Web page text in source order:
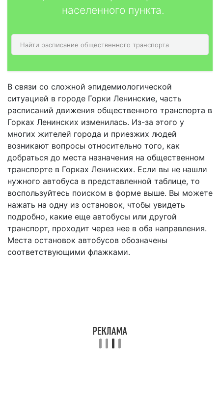
населенного пункта.
В связи со сложной эпидемиологической
ситуацией в городе Горки Ленинские, часть
расписаний движения общественного транспорта в
Горках Ленинских изменилась. Из-за этого у
многих жителей города и приезжих людей
возникают вопросы относительно того, как
добраться до места назначения на общественном
транспорте в Горках Ленинских. Если вы не нашли
нужного автобуса в представленной таблице, то
воспользуйтесь поиском в форме выше. Вы можете
нажать на одну из остановок, чтобы увидеть
подробно, какие еще автобусы или другой
транспорт, проходит через нее в оба направления.
Места остановок автобусов обозначены
соответствующими флажками.